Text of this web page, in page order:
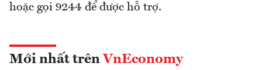
hoặc gọi 9244 để được hỗ trợ.
Mới nhất trên VnEconomy